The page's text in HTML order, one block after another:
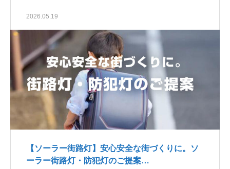
2026.05.19
【ソーラー街路灯】安心安全な街づくりに。ソ
ーラー街路灯・防犯灯のご提案…